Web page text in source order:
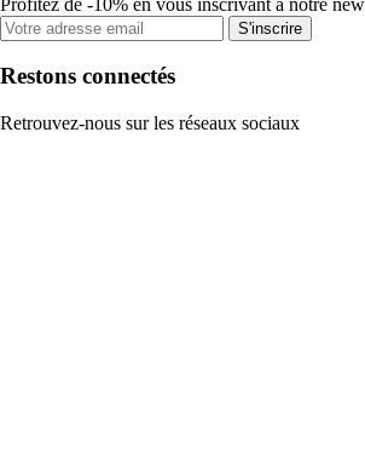
S'inscrire
Restons connectés
Retrouvez-nous sur les réseaux sociaux